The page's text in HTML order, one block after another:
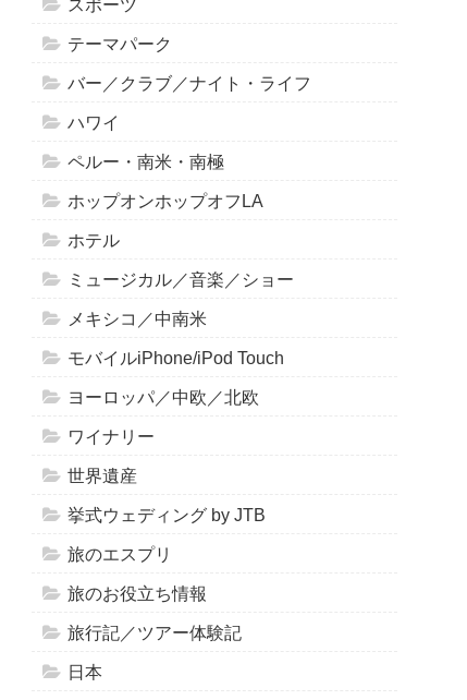
スポーツ
テーマパーク
バー／クラブ／ナイト・ライフ
ハワイ
ペルー・南米・南極
ホップオンホップオフLA
ホテル
ミュージカル／音楽／ショー
メキシコ／中南米
モバイルiPhone/iPod Touch
ヨーロッパ／中欧／北欧
ワイナリー
世界遺産
挙式ウェディング by JTB
旅のエスプリ
旅のお役立ち情報
旅行記／ツアー体験記
日本